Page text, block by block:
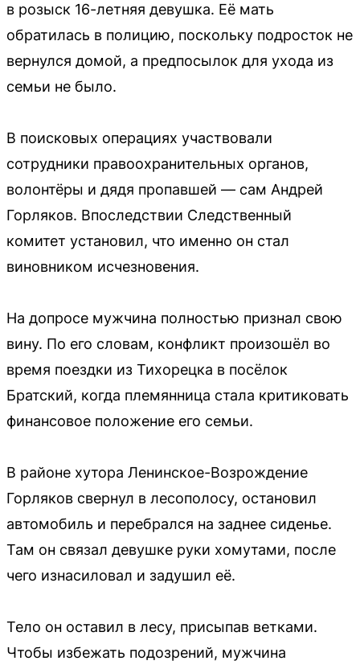
в розыск 16-летняя девушка. Её мать
обратилась в полицию, поскольку подросток не
вернулся домой, а предпосылок для ухода из
семьи не было.
В поисковых операциях участвовали
сотрудники правоохранительных органов,
волонтёры и дядя пропавшей — сам Андрей
Горляков. Впоследствии Следственный
комитет установил, что именно он стал
виновником исчезновения.
На допросе мужчина полностью признал свою
вину. По его словам, конфликт произошёл во
время поездки из Тихорецка в посёлок
Братский, когда племянница стала критиковать
финансовое положение его семьи.
В районе хутора Ленинское-Возрождение
Горляков свернул в лесополосу, остановил
автомобиль и перебрался на заднее сиденье.
Там он связал девушке руки хомутами, после
чего изнасиловал и задушил её.
Тело он оставил в лесу, присыпав ветками.
Чтобы избежать подозрений, мужчина